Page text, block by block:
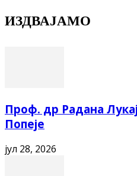
ИЗДВАЈАМО
Проф. др Радана
Попеје
јул 28, 2026